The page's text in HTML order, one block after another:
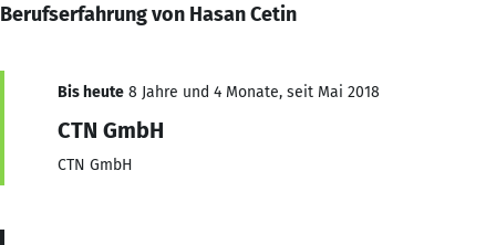
Berufserfahrung von Hasan Cetin
Bis heute 8 Jahre und 4 Monate, seit Mai 2018
CTN GmbH
CTN GmbH